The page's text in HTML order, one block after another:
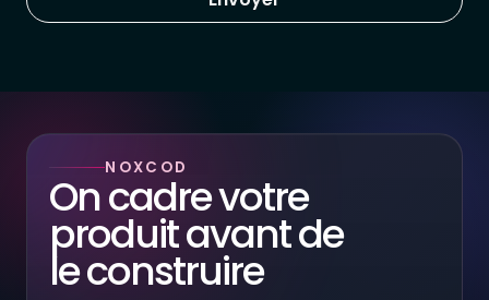
NOXCOD
On cadre votre
produit avant de
le construire